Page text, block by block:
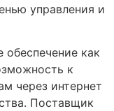
управления и
обеспечение как
к
через интернет
Поставщик